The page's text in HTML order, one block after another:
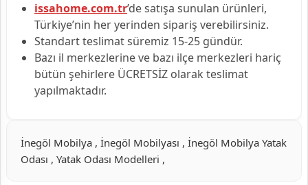
issahome.com.tr’de satışa sunulan ürünleri,
Türkiye’nin her yerinden sipariş verebilirsiniz.
Standart teslimat süremiz 15-25 gündür.
Bazı il merkezlerine ve bazı ilçe merkezleri hariç
bütün şehirlere ÜCRETSİZ olarak teslimat
yapılmaktadır.
İnegöl Mobilya , İnegöl Mobilyası , İnegöl Mobilya Yatak
Odası , Yatak Odası Modelleri ,